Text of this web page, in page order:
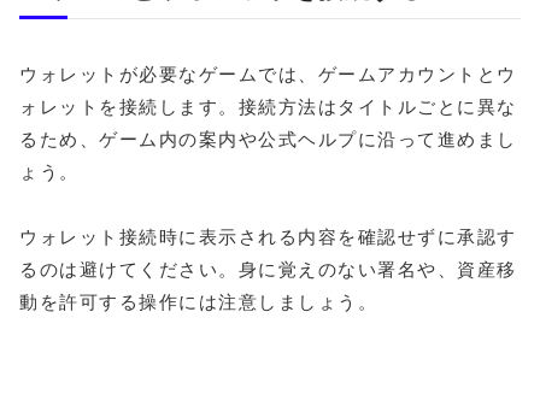
ウォレットが必要なゲームでは、ゲームアカウントとウ
ォレットを接続します。接続方法はタイトルごとに異な
るため、ゲーム内の案内や公式ヘルプに沿って進めまし
ょう。
ウォレット接続時に表示される内容を確認せずに承認す
るのは避けてください。身に覚えのない署名や、資産移
動を許可する操作には注意しましょう。